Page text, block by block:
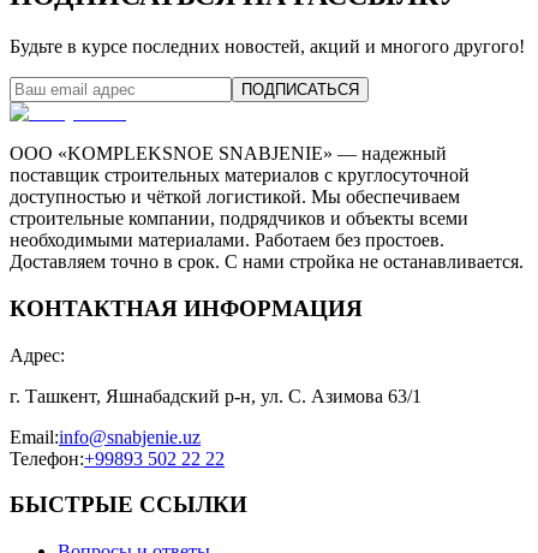
Будьте в курсе последних новостей, акций и многого другого!
ПОДПИСАТЬСЯ
ООО «KOMPLEKSNOE SNABJENIE» — надежный
поставщик строительных материалов с круглосуточной
доступностью и чёткой логистикой. Мы обеспечиваем
строительные компании, подрядчиков и объекты всеми
необходимыми материалами. Работаем без простоев.
Доставляем точно в срок. С нами стройка не останавливается.
КОНТАКТНАЯ ИНФОРМАЦИЯ
Адрес:
г. Ташкент, Яшнабадский р-н, ул. С. Азимова 63/1
Email:info@snabjenie.uz
Телефон:+99893 502 22 22
БЫСТРЫЕ ССЫЛКИ